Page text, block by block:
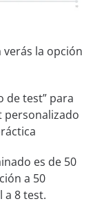
verás la opción
de test” para
es de 50
a 50
a 8 test.